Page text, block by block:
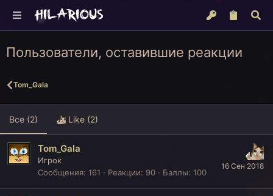
Пользователи, оставившие реакции
Tom_Gala
Все (2) Like (2)
16 Сен 2018
Tom_Gala
Игрок
Сообщения 161 Реакции 90 Баллы 100